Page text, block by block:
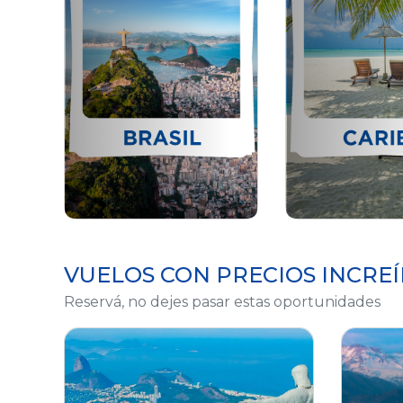
VUELOS CON PRECIOS
Reservá, no dejes pasar estas oportunidades